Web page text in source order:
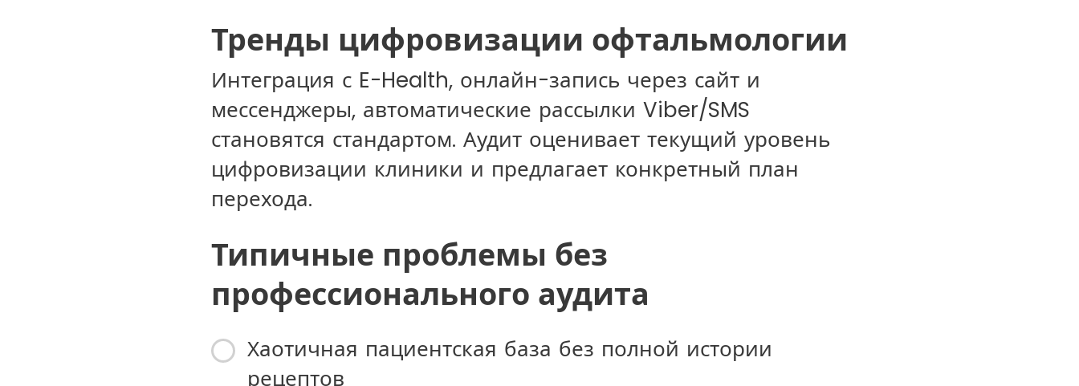
Тренды цифровизации офтальмологии
Интеграция с E-Health, онлайн-запись через сайт и
мессенджеры, автоматические рассылки Viber/SMS
становятся стандартом. Аудит оценивает текущий уровень
цифровизации клиники и предлагает конкретный план
перехода.
Типичные проблемы без
профессионального аудита
Хаотичная пациентская база без полной истории
рецептов